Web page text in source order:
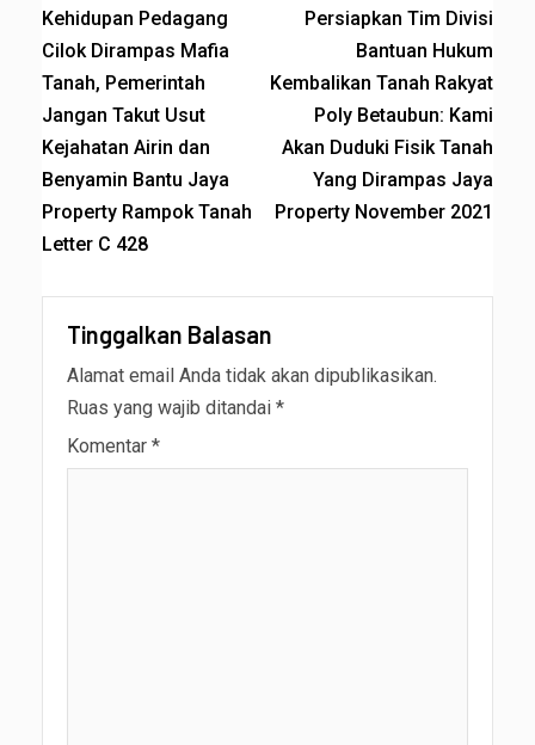
Kehidupan Pedagang
Cilok Dirampas Mafia
Tanah, Pemerintah
Jangan Takut Usut
Kejahatan Airin dan
Benyamin Bantu Jaya
Property Rampok Tanah
Letter C 428
Persiapkan Tim Divisi
Bantuan Hukum
Kembalikan Tanah Rakyat
Poly Betaubun: Kami
Akan Duduki Fisik Tanah
Yang Dirampas Jaya
Property November 2021
Tinggalkan Balasan
Alamat email Anda tidak akan dipublikasikan.
Ruas yang wajib ditandai *
Komentar *